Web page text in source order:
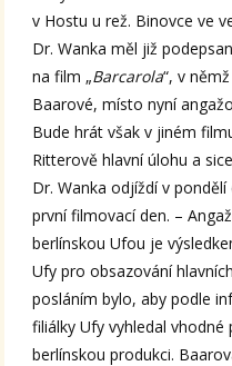
v Hostu u rež. Binovce ve
Dr. Wanka měl již
na film „Barcarola“, v
Baarové, místo nyní
Bude hrát však v jiném
Ritterově hlavní úlohu a
Dr. Wanka odjíždí v
první filmovací den. –
berlínskou Ufou je
Ufy pro obsazování
posláním bylo, aby podle
filiálky Ufy vyhledal
berlínskou produkci.